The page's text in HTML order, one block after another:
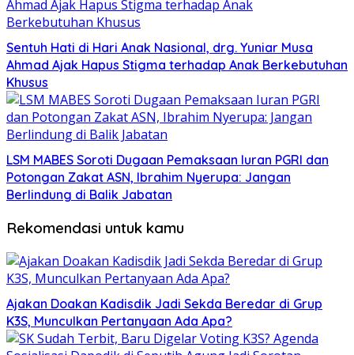
Sentuh Hati di Hari Anak Nasional, drg. Yuniar Musa
Ahmad Ajak Hapus Stigma terhadap Anak Berkebutuhan
Khusus
LSM MABES Soroti Dugaan Pemaksaan Iuran PGRI dan
Potongan Zakat ASN, Ibrahim Nyerupa: Jangan
Berlindung di Balik Jabatan
Rekomendasi untuk kamu
Ajakan Doakan Kadisdik Jadi Sekda Beredar di Grup
K3S, Munculkan Pertanyaan Ada Apa?